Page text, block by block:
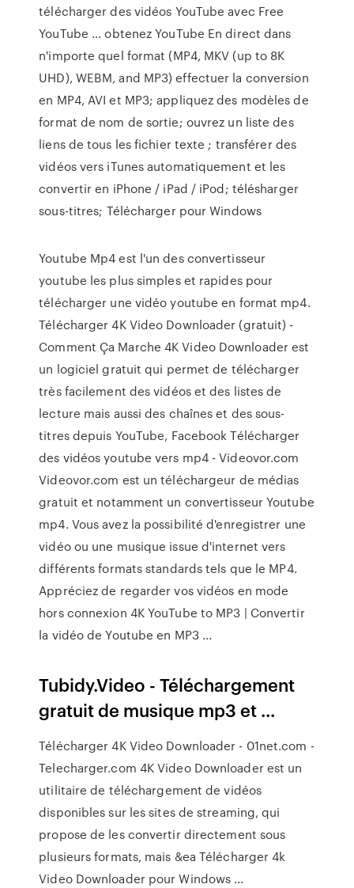
télécharger des vidéos YouTube avec Free
YouTube ... obtenez YouTube En direct dans
n'importe quel format (MP4, MKV (up to 8K
UHD), WEBM, and MP3) effectuer la conversion
en MP4, AVI et MP3; appliquez des modèles de
format de nom de sortie; ouvrez un liste des
liens de tous les fichier texte ; transférer des
vidéos vers iTunes automatiquement et les
convertir en iPhone / iPad / iPod; télésharger
sous-titres; Télécharger pour Windows
Youtube Mp4 est l'un des convertisseur
youtube les plus simples et rapides pour
télécharger une vidéo youtube en format mp4.
Télécharger 4K Video Downloader (gratuit) -
Comment Ça Marche 4K Video Downloader est
un logiciel gratuit qui permet de télécharger
très facilement des vidéos et des listes de
lecture mais aussi des chaînes et des sous-
titres depuis YouTube, Facebook Télécharger
des vidéos youtube vers mp4 - Videovor.com
Videovor.com est un téléchargeur de médias
gratuit et notamment un convertisseur Youtube
mp4. Vous avez la possibilité d'enregistrer une
vidéo ou une musique issue d'internet vers
différents formats standards tels que le MP4.
Appréciez de regarder vos vidéos en mode
hors connexion 4K YouTube to MP3 | Convertir
la vidéo de Youtube en MP3 ...
Tubidy.Video - Téléchargement
gratuit de musique mp3 et ...
Télécharger 4K Video Downloader - 01net.com -
Telecharger.com 4K Video Downloader est un
utilitaire de téléchargement de vidéos
disponibles sur les sites de streaming, qui
propose de les convertir directement sous
plusieurs formats, mais &ea Télécharger 4k
Video Downloader pour Windows ...